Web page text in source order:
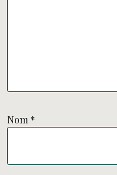
Nom *